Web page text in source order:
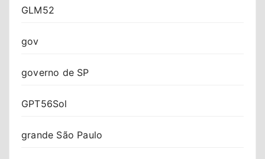
GLM52
gov
governo de SP
GPT56Sol
grande São Paulo